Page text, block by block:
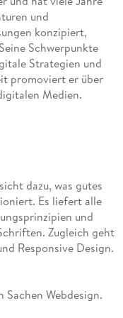
. . . 70
. . . 71
. . . 104
und
konzipiert,
Schwerpunkte
Strategien und
promoviert er über
Medien.
auch komplexe
zu erklären.
dazu, was gutes
Es liefert alle
und
Zugleich geht
Responsive Design.
Webdesign.